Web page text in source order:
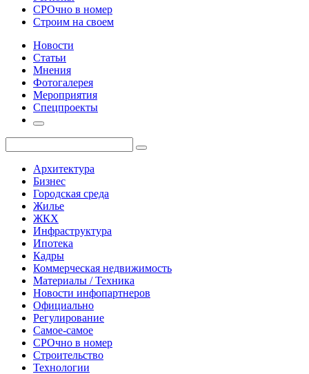
СРОчно в номер
Строим на своем
Новости
Статьи
Мнения
Фотогалерея
Мероприятия
Спецпроекты
Архитектура
Бизнес
Городская среда
Жилье
ЖКХ
Инфраструктура
Ипотека
Кадры
Коммерческая недвижимость
Материалы / Техника
Новости инфопартнеров
Официально
Регулирование
Самое-самое
СРОчно в номер
Строительство
Технологии